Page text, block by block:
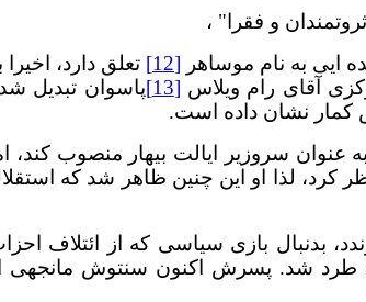
و فقرا" ،
ایی به نام موساهر [12]
تعلق دارد، اخیرا
آقای رام ویلاس [13]
پاسوان تبدیل
کمار نشان داده است.
سروزیر ایالت بیهار منصوب کند،
کرد، لذا او این چنین ظاهر شد که
بدنبال بازی سیاسی که از ائتلاف
خلال سال های 2018 تا 2020 خورد، از حزب طرد شد. پسرش اکنون سنتوش مانجهی